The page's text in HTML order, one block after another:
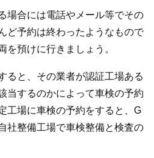
場合には電話やメール等でその
ど予約は終わったようなもので
を預けに行きましょう。
ると、その業者が認証工場ある
当するのかによって車検の予約
工場に車検の予約をすると、G
社整備工場で車検整備と検査の